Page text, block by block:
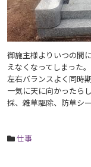
御施主様よりいつの間
えなくなってしまった
左右バランスよく同時
一気に天に向かったら
採、雑草駆除、防草シ
仕事